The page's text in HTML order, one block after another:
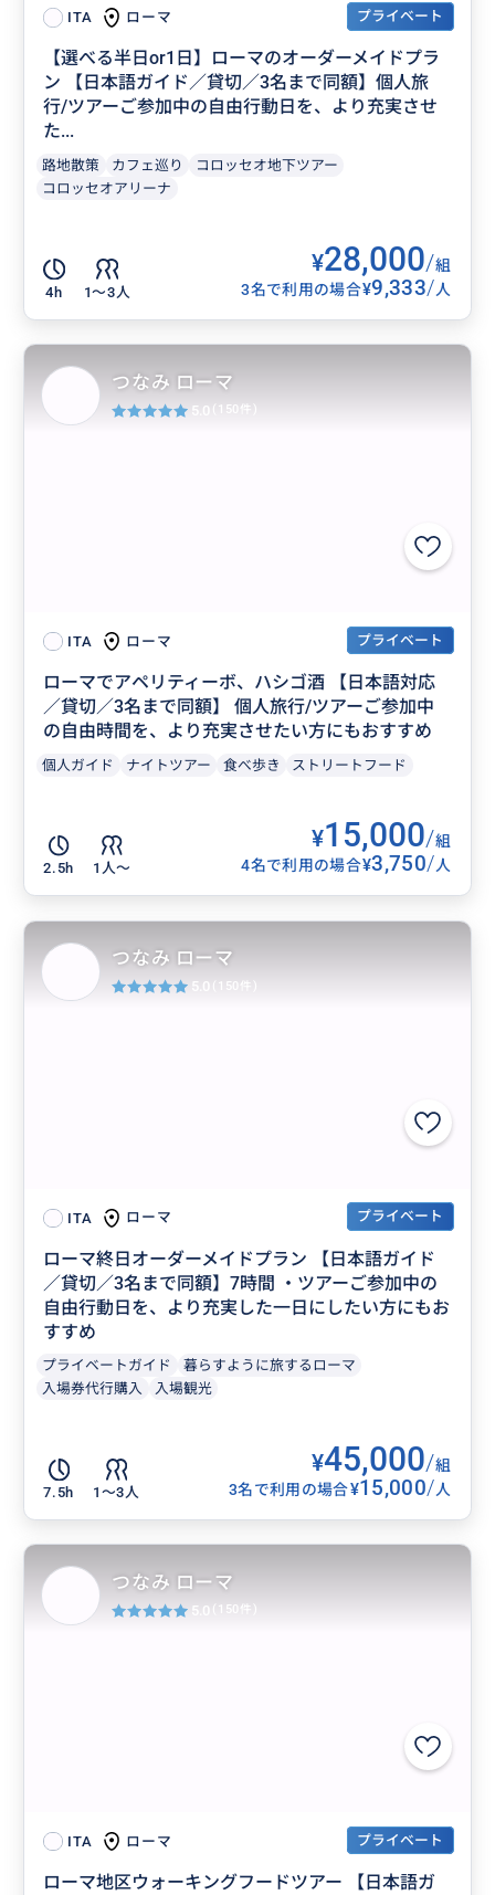
ITA ローマ プライベート
【選べる半日or1日】ローマのオーダーメイドプラ
ン 【日本語ガイド／貸切／3名まで同額】個人旅
行/ツアーご参加中の自由行動日を、より充実させ
た...
路地散策 カフェ巡り
コロッセオ地下ツアー
コロッセオアリーナ
4h 1〜3人
¥28,000/組
3名で利用の場合¥9,333/人
ITA ローマ プライベート
ローマでアペリティーボ、ハシゴ酒 【日本語対応
／貸切／3名まで同額】 個人旅行/ツアーご参加中
の自由時間を、より充実させたい方にもおすすめ
個人ガイド ナイトツアー 食べ歩き ストリートフード
2.5h 1人〜
¥15,000/組
4名で利用の場合¥3,750/人
つなみ ローマ
5.0 (150件)
ITA ローマ プライベート
ローマ終日オーダーメイドプラン 【日本語ガイド
／貸切／3名まで同額】7時間 ・ツアーご参加中の
自由行動日を、より充実した一日にしたい方にもお
すすめ
プライベートガイド
暮らすように旅するローマ
入場券代行購入
入場観光
7.5h 1〜3人
¥45,000/組
3名で利用の場合¥15,000/人
つなみ ローマ
5.0 (150件)
ITA ローマ プライベート
ローマ地区ウォーキングフードツアー 【日本語ガ
つなみ ローマ
5.0 (150件)